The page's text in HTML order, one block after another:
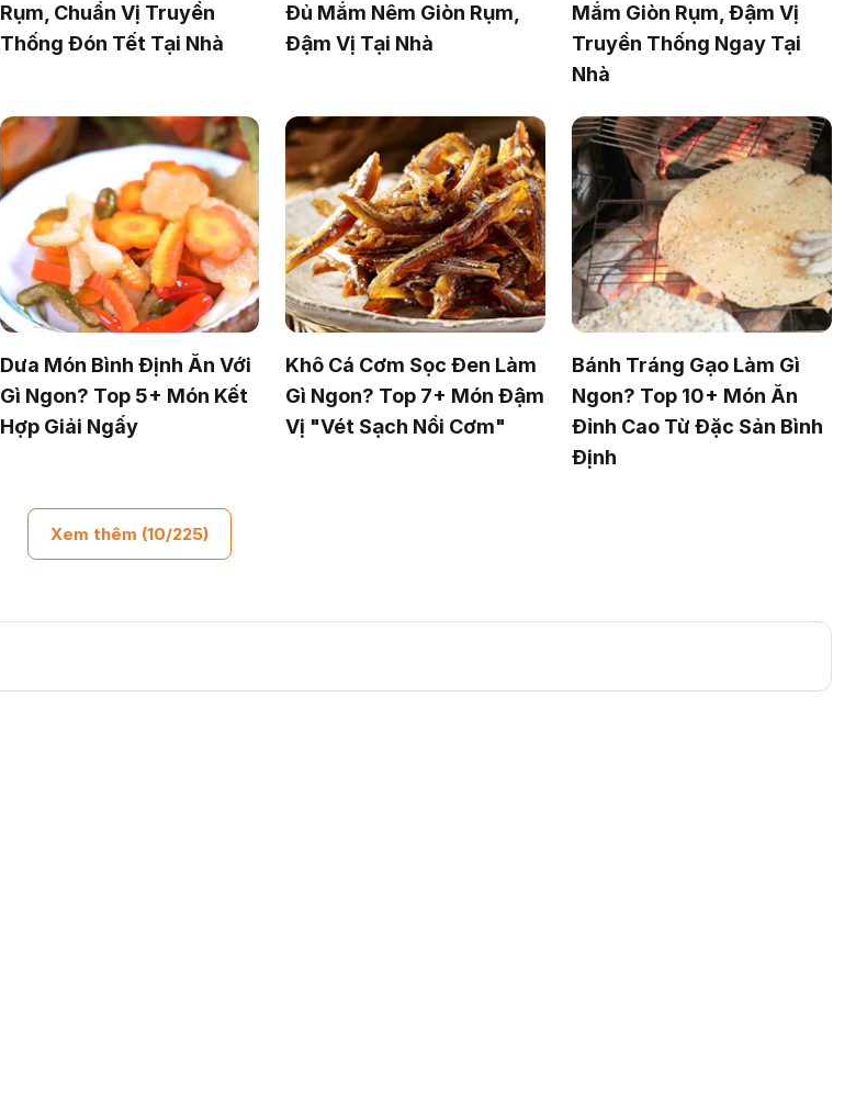
Rụm, Chuẩn Vị Truyền
Thống Đón Tết Tại Nhà
Đủ Mắm Nêm Giòn Rụm,
Đậm Vị Tại Nhà
Mắm Giòn Rụm, Đậm Vị
Truyền Thống Ngay Tại
Nhà
Dưa Món Bình Định Ăn Với
Gì Ngon? Top 5+ Món Kết
Hợp Giải Ngấy
Khô Cá Cơm Sọc Đen Làm
Gì Ngon? Top 7+ Món Đậm
Vị "Vét Sạch Nồi Cơm"
Bánh Tráng Gạo Làm Gì
Ngon? Top 10+ Món Ăn
Đỉnh Cao Từ Đặc Sản Bình
Định
Xem thêm (10/225)